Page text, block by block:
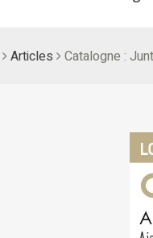
Articles Catalogne :